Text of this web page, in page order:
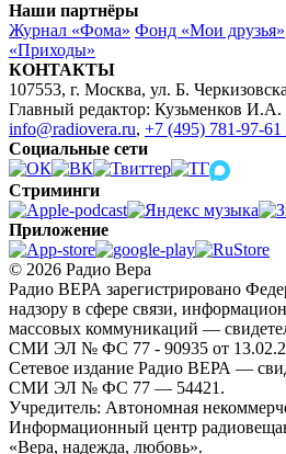
Наши партнёры
Журнал «Фома» Фонд «Мои друзья»
«Приходы»
КОНТАКТЫ
107553, г. Москва, ул. Б.
Главный редактор: Кузьменков И.А.
info@radiovera.ru, +7 (495) 781-97-61
Социальные сети
Стриминги
Приложение
© 2026 Радио Вера
Радио ВЕРА зарегистрировано
надзору в сфере связи,
массовых коммуникаций —
СМИ ЭЛ № ФС 77 - 90935 от
Сетевое издание Радио ВЕРА —
СМИ ЭЛ № ФС 77 — 54421.
Учредитель: Автономная
Информационный центр
«Вера, надежда, любовь».